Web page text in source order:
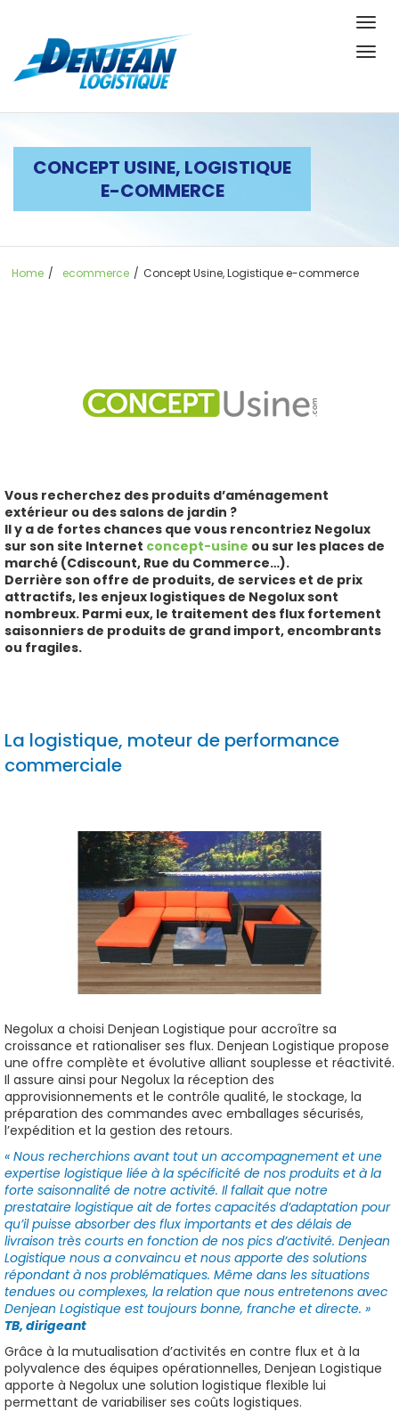
CONCEPT USINE, LOGISTIQUE
E-COMMERCE
Home / ecommerce / Concept Usine, Logistique e-commerce
Vous recherchez des produits d’aménagement
extérieur ou des salons de jardin ?
Il y a de fortes chances que vous rencontriez Negolux
sur son site Internet concept-usine ou sur les places de
marché (Cdiscount, Rue du Commerce…).
Derrière son offre de produits, de services et de prix
attractifs, les enjeux logistiques de Negolux sont
nombreux. Parmi eux, le traitement des flux fortement
saisonniers de produits de grand import, encombrants
ou fragiles.
La logistique, moteur de performance
commerciale
Negolux a choisi Denjean Logistique pour accroître sa
croissance et rationaliser ses flux. Denjean Logistique propose
une offre complète et évolutive alliant souplesse et réactivité.
Il assure ainsi pour Negolux la réception des
approvisionnements et le contrôle qualité, le stockage, la
préparation des commandes avec emballages sécurisés,
l’expédition et la gestion des retours.
« Nous recherchions avant tout un accompagnement et une
expertise logistique liée à la spécificité de nos produits et à la
forte saisonnalité de notre activité. Il fallait que notre
prestataire logistique ait de fortes capacités d’adaptation pour
qu’il puisse absorber des flux importants et des délais de
livraison très courts en fonction de nos pics d’activité. Denjean
Logistique nous a convaincu et nous apporte des solutions
répondant à nos problématiques. Même dans les situations
tendues ou complexes, la relation que nous entretenons avec
Denjean Logistique est toujours bonne, franche et directe. »
TB, dirigeant
Grâce à la mutualisation d’activités en contre flux et à la
polyvalence des équipes opérationnelles, Denjean Logistique
apporte à Negolux une solution logistique flexible lui
permettant de variabiliser ses coûts logistiques.